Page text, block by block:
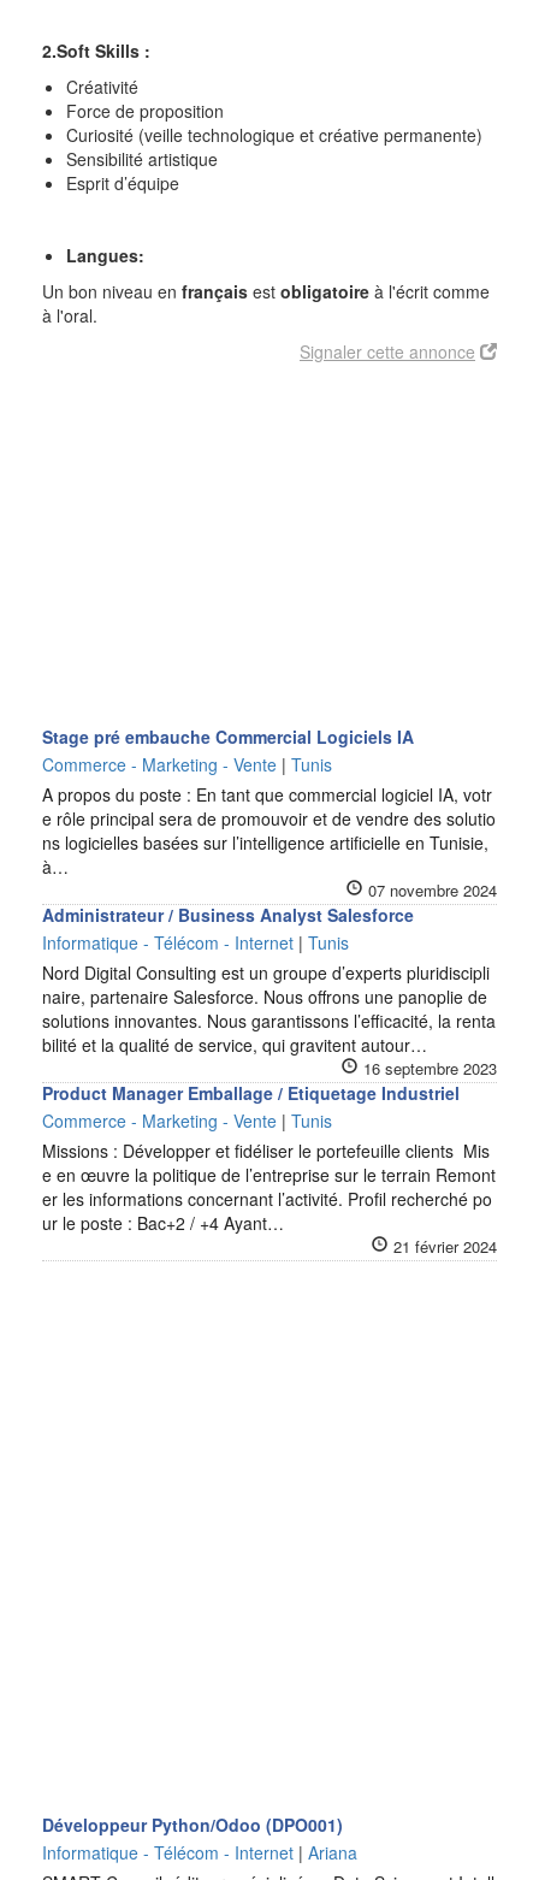
2.Soft Skills :
Créativité
Force de proposition
Curiosité (veille technologique et créative permanente)
Sensibilité artistique
Esprit d’équipe
Langues:
Un bon niveau en français est obligatoire à l'écrit comme
à l'oral.
Signaler cette annonce
Stage pré embauche Commercial Logiciels IA
Commerce - Marketing - Vente | Tunis
A propos du poste : En tant que commercial logiciel IA, votr
e rôle principal sera de promouvoir et de vendre des solutio
ns logicielles basées sur l’intelligence artificielle en Tunisie,
à…
07 novembre 2024
Administrateur / Business Analyst Salesforce
Informatique - Télécom - Internet | Tunis
Nord Digital Consulting est un groupe d’experts pluridiscipli
naire, partenaire Salesforce. Nous offrons une panoplie de
solutions innovantes. Nous garantissons l’efficacité, la renta
bilité et la qualité de service, qui gravitent autour…
16 septembre 2023
Product Manager Emballage / Etiquetage Industriel
Commerce - Marketing - Vente | Tunis
Missions : Développer et fidéliser le portefeuille clients Mis
e en œuvre la politique de l’entreprise sur le terrain Remont
er les informations concernant l’activité. Profil recherché po
ur le poste : Bac+2 / +4 Ayant…
21 février 2024
Développeur Python/Odoo (DPO001)
Informatique - Télécom - Internet | Ariana